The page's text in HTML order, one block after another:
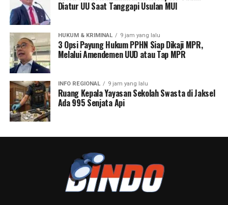
Diatur UU Saat Tanggapi Usulan MUI
HUKUM & KRIMINAL 9 jam yang lalu
3 Opsi Payung Hukum PPHN Siap Dikaji MPR,
Melalui Amendemen UUD atau Tap MPR
INFO REGIONAL 9 jam yang lalu
Ruang Kepala Yayasan Sekolah Swasta di Jaksel
Ada 995 Senjata Api